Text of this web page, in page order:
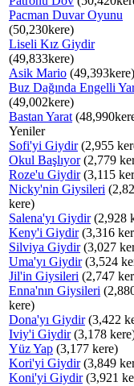
Pacman Duvar Oyunu
(50,230kere)
Liseli Kız Giydir
(49,833kere)
Asik Mario (49,393kere)
Buz Dağında Engelli
(49,002kere)
Bastan Yarat
Yeniler
Sofi'yi Giydir(2,955
Okul Başlıyor(2,779
Roze'u Giydir(3,115
Nicky'nin Giysileri
kere)
Salena'yı Giydir(2,928
Keny'i Giydir(3,316
Silviya Giydir(3,027
Uma'yı Giydir(3,524
Jil'in Giysileri (2,747
Enna'nın Giysileri
kere)
Dona'yı Giydir(3,422
Iviy'i Giydir(3,178
Yüz Yap (3,177 kere)
Kori'yi Giydir(3,849
Koni'yi Giydir(3,921